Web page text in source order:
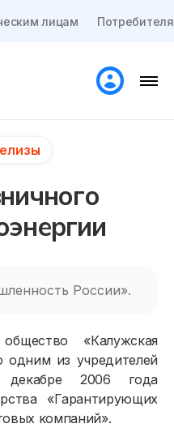
лицам
России».
«Калужская
одним из учредителей
декабре 2006 года
«Гарантирующих
компаний».